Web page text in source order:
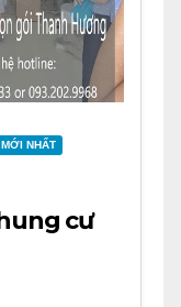
NHẤT
cư